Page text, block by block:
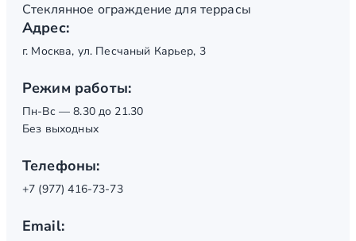
Стеклянное ограждение для террасы
Адрес:
г. Москва, ул. Песчаный Карьер, 3
Режим работы:
Пн-Вс — 8.30 до 21.30
Без выходных
Телефоны:
+7 (977) 416-73-73
Email: